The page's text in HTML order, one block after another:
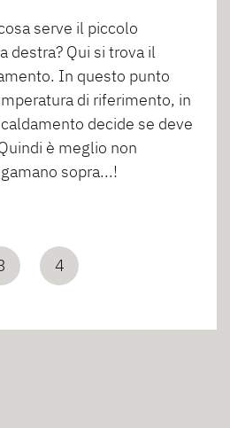
serve il piccolo
destra? Qui si trova il
In questo punto
di riferimento, in
decide se deve
è meglio non
sopra...!
4